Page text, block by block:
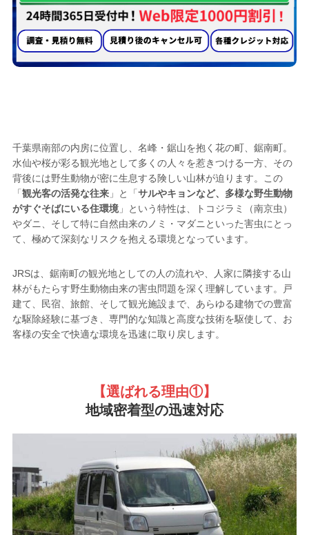
千葉県南部の内房に位置し、名峰・鋸山を抱く花の町、鋸南町。
水仙や桜が彩る観光地として多くの人々を惹きつける一方、その
背後には野生動物が密に生息する険しい山林が迫ります。この
「 観光客の活発な往来」と「 サルやキョンなど、多様な野生動物
がすぐそばにいる住環境」という特性は、トコジラミ（南京虫）
やダニ、そして特に自然由来のノミ・マダニといった害虫にとっ
て、極めて深刻なリスクを抱える環境となっています。
JRSは、鋸南町の観光地としての人の流れや、人家に隣接する山
林がもたらす野生動物由来の害虫問題を深く理解しています。戸
建て、民宿、旅館、そして観光施設まで、あらゆる建物での豊富
な駆除経験に基づき、専門的な知識と高度な技術を駆使して、お
客様の安全で快適な環境を迅速に取り戻します。
【選ばれる理由①】
地域密着型の迅速対応